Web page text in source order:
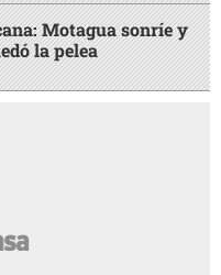
Motagua sonríe y
la pelea